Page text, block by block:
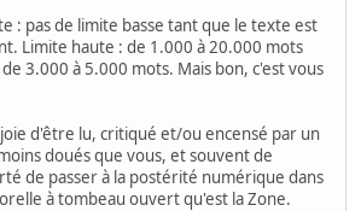
: pas de limite basse tant que le texte est
Limite haute : de 1.000 à 20.000 mots
3.000 à 5.000 mots. Mais bon, c'est vous
d'être lu, critiqué et/ou encensé par un
doués que vous, et souvent de
de passer à la postérité numérique dans
à tombeau ouvert qu'est la Zone.